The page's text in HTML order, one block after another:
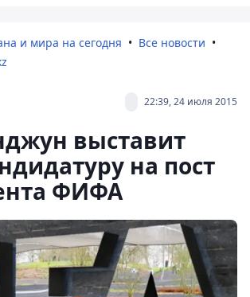
и мира на сегодня
Все новости
22:39, 24 июля 2015
выставит
на пост
ФИФА